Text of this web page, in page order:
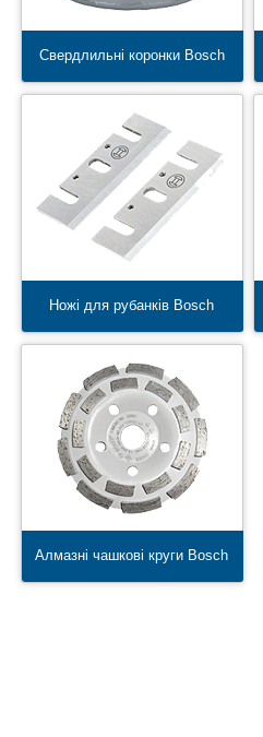
Свердлильні коронки Bosch
Ножі для рубанків Bosch
Алмазні чашкові круги Bosch